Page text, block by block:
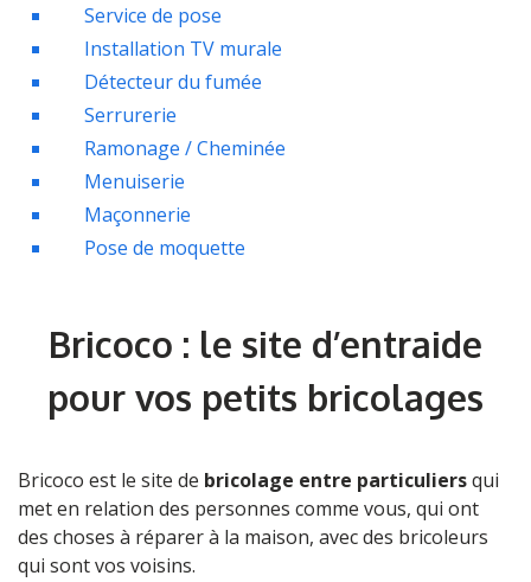
Service de pose
Installation TV murale
Détecteur du fumée
Serrurerie
Ramonage / Cheminée
Menuiserie
Maçonnerie
Pose de moquette
Bricoco : le site d’entraide
pour vos petits bricolages
Bricoco est le site de bricolage entre particuliersqui
met en relation des personnes comme vous, qui ont
des choses à réparer à la maison, avec des bricoleurs
qui sont vos voisins.